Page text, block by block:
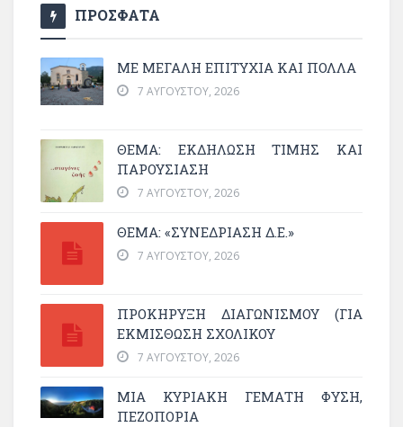
ΠΡΟΣΦΑΤΑ
ΜΕ ΜΕΓΆΛΗ ΕΠΙΤΥΧΊΑ ΚΑΙ ΠΟΛΛΆ
7 ΑΥΓΟΎΣΤΟΥ, 2026
ΘΈΜΑ: ΕΚΔΉΛΩΣΗ ΤΙΜΉΣ ΚΑΙ
ΠΑΡΟΥΣΊΑΣΗ
7 ΑΥΓΟΎΣΤΟΥ, 2026
ΘΕΜΑ: «ΣΥΝΕΔΡΊΑΣΗ Δ.Ε.»
7 ΑΥΓΟΎΣΤΟΥ, 2026
ΠΡΟΚΗΡΥΞΗ ΔΙΑΓΩΝΙΣΜΟΥ (ΓΙΑ
ΕΚΜΊΣΘΩΣΗ ΣΧΟΛΙΚΟΎ
7 ΑΥΓΟΎΣΤΟΥ, 2026
ΜΙΑ ΚΥΡΙΑΚΉ ΓΕΜΆΤΗ ΦΎΣΗ,
ΠΕΖΟΠΟΡΊΑ